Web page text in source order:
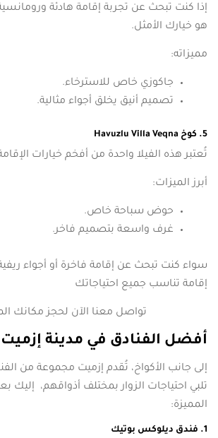
إذا كنت تبحث عن تجربة إقامة هادئة
هو خيارك الأمثل.
مميزاته:
جاكوزي خاص للاسترخاء.
تصميم أنيق يخلق أجواء مثالية.
5. كوخ Havuzlu Villa Veqna
تُعتبر هذه الفيلا واحدة من أفخم خيارات
أبرز الميزات:
حوض سباحة خاص.
غرف واسعة بتصميم فاخر.
سواء كنت تبحث عن إقامة فاخرة أو أجواء ريفية
إقامة تناسب جميع احتياجاتك
تواصل معنا الآن لحجز مكانك
أفضل الفنادق في مدينة إزميت
إلى جانب الأكواخ، تُقدم إزميت مجموعة من
تلبي احتياجات الزوار بمختلف أذواقهم، إليك
المميزة:
1. فندق ديلوكس بوتيك